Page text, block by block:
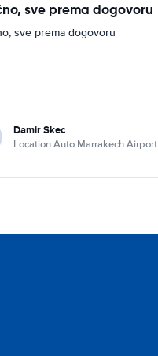
sve prema dogovoru
sve prema dogovoru
Damir Skec
Location Auto Marrakech Airport